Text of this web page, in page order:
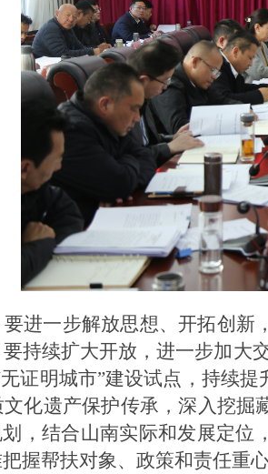
进一步解放思想、开拓创
持续扩大开放，进一步加大
证明城市”建设试点，持续
化遗产保护传承，深入挖
，结合山南实际和发展定
握帮扶对象、政策和责任重